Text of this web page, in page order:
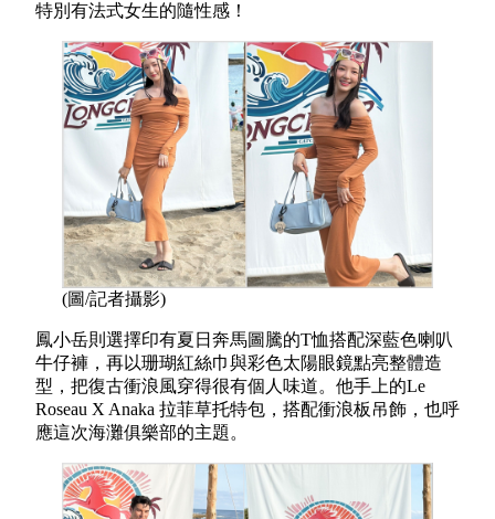
特別有法式女生的隨性感！
(圖/記者攝影)
鳳小岳則選擇印有夏日奔馬圖騰的T恤搭配深藍色喇叭
牛仔褲，再以珊瑚紅絲巾與彩色太陽眼鏡點亮整體造
型，把復古衝浪風穿得很有個人味道。他手上的Le
Roseau X Anaka 拉菲草托特包，搭配衝浪板吊飾，也呼
應這次海灘俱樂部的主題。